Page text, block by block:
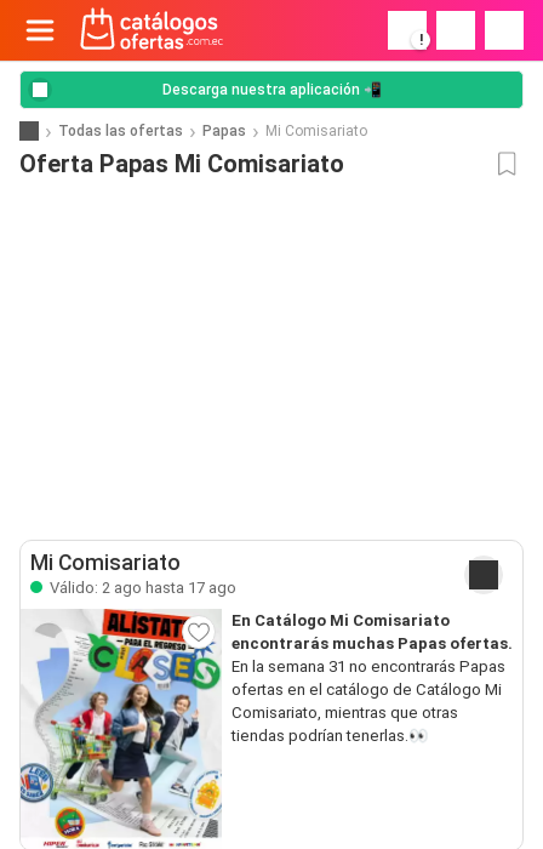
!
Descarga nuestra aplicación 📲
Todas las ofertas Papas Mi Comisariato
Oferta Papas Mi Comisariato
Mi Comisariato
Válido: 2 ago hasta 17 ago
En Catálogo Mi Comisariato
encontrarás muchas Papas ofertas.
En la semana 31 no encontrarás Papas
ofertas en el catálogo de Catálogo Mi
Comisariato, mientras que otras
tiendas podrían tenerlas.👀